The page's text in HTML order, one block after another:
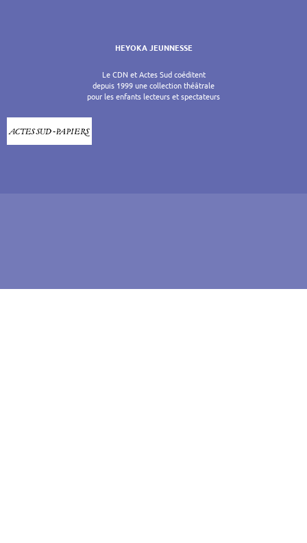
HEYOKA JEUNNESSE
Le CDN et Actes Sud coéditent
depuis 1999 une collection théâtrale
pour les enfants lecteurs et spectateurs